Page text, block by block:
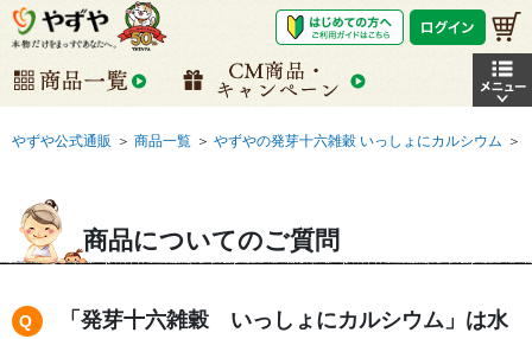
やずや公式通販 ＞ 商品一覧 ＞ やずやの発芽十六雑穀 いっしょにカルシウム ＞
商品についてのご質問
「発芽十六雑穀 いっしょにカルシウム」は水